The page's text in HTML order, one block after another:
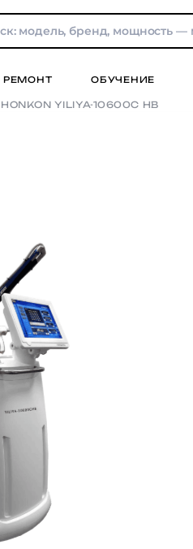
РЕМОНТ ОБУЧЕНИЕ
HONKON YILIYA-10600C HB